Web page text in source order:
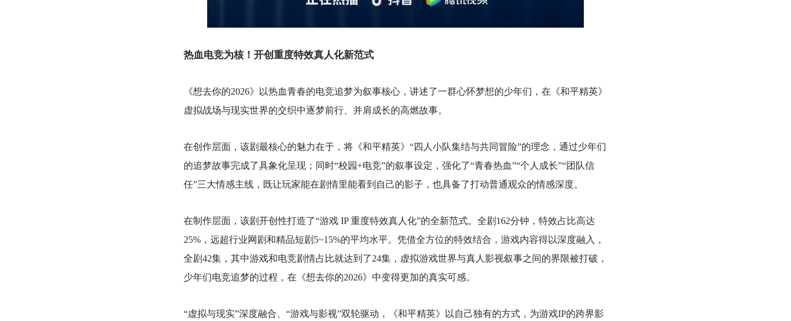
热血电竞为核！ 开创重度特效真人化新范式
《想去你的2026》以热血青春的电竞追梦为叙事核心，讲述了一群心怀梦想的少年们，在《和平精英》
虚拟战场与现实世界的交织中逐梦前行、并肩成长的高燃故事。
在创作层面，该剧最核心的魅力在于，将《和平精英》“四人小队集结与共同冒险”的理念，通过少年们
的追梦故事完成了具象化呈现；同时“校园+电竞”的叙事设定，强化了“青春热血”“个人成长”“团队信
任”三大情感主线，既让玩家能在剧情里能看到自己的影子，也具备了打动普通观众的情感深度。
在制作层面，该剧开创性打造了“游戏 IP 重度特效真人化”的全新范式。全剧162分钟，特效占比高达
25%，远超行业网剧和精品短剧5~15%的平均水平。凭借全方位的特效结合，游戏内容得以深度融入，
全剧42集，其中游戏和电竞剧情占比就达到了24集，虚拟游戏世界与真人影视叙事之间的界限被打破，
少年们电竞追梦的过程，在《想去你的2026》中变得更加的真实可感。
“虚拟与现实”深度融合、“游戏与影视”双轮驱动，《和平精英》以自己独有的方式，为游戏IP的跨界影